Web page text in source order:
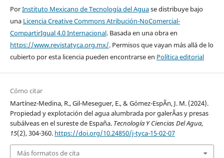
PorInstituto Mexicano de Tecnología del Aguase distribuye bajo
una Licencia Creative Commons Atribución-NoComercial-
CompartirIgual 4.0 Internacional. Basada en una obra en
https://www.revistatyca.org.mx/. Permisos que vayan más allá de lo
cubierto por esta licencia pueden encontrarse en Política editorial
Cómo citar
Martínez-Medina, R., Gil-Meseguer, E., & Gómez-EspÃ­n, J. M. (2024).
Propiedad y explotación del agua alumbrada por galerÃ­as y presas
subálveas en el sureste de España. Tecnología Y Ciencias Del Agua,
15(2), 304-360. https://doi.org/10.24850/j-tyca-15-02-07
Más formatos de cita